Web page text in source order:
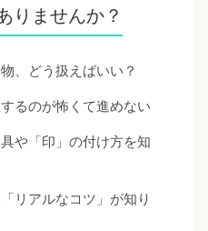
りませんか？
、どう扱えばいい？
るのが怖くて進めない
や「印」の付け方を知
リアルなコツ」が知り